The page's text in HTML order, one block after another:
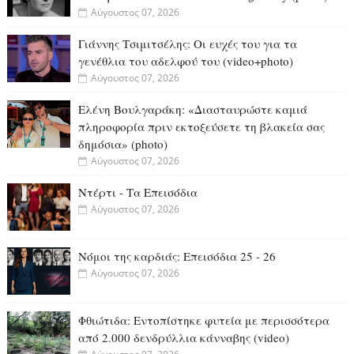
Αύγουστος 07, 2026
Γιάννης Τσιμιτσέλης: Οι ευχές του για τα
γενέθλια του αδελφού του (video+photo)
Αύγουστος 07, 2026
Ελένη Βουλγαράκη: «Διασταυρώστε καμιά
πληροφορία πριν εκτοξεύσετε τη βλακεία σας
δημόσια» (photo)
Αύγουστος 07, 2026
Ντέρτι - Τα Επεισόδια
Αύγουστος 07, 2026
Νόμοι της καρδιάς: Επεισόδια 25 - 26
Αύγουστος 07, 2026
Φθιώτιδα: Εντοπίστηκε φυτεία με περισσότερα
από 2.000 δενδρύλλια κάνναβης (video)